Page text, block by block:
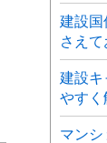
建設国
さえて
建設キ
やすく
マン